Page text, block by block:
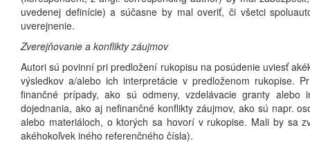
uvedenej definície) a súčasne by mal overiť, či všetci
uverejnenie.
Zverejňovanie a konflikty záujmov
Autori sú povinní pri predložení rukopisu na posúdenie uviesť
výsledkov a/alebo ich interpretácie v predloženom rukopise.
finančné prípady, ako sú odmeny, vzdelávacie granty
dojednania, ako aj nefinančné konflikty záujmov, ako sú napr.
alebo materiáloch, o ktorých sa hovorí v rukopise. Mali by sa
akéhokoľvek iného referenčného čísla).